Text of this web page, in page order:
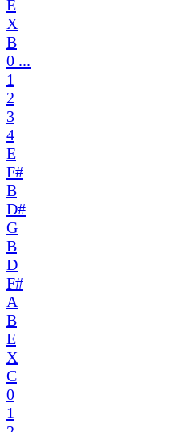
E
X
B
0 ...
1
2
3
4
E
F#
B
D#
G
B
D
F#
A
B
E
X
C
0
1